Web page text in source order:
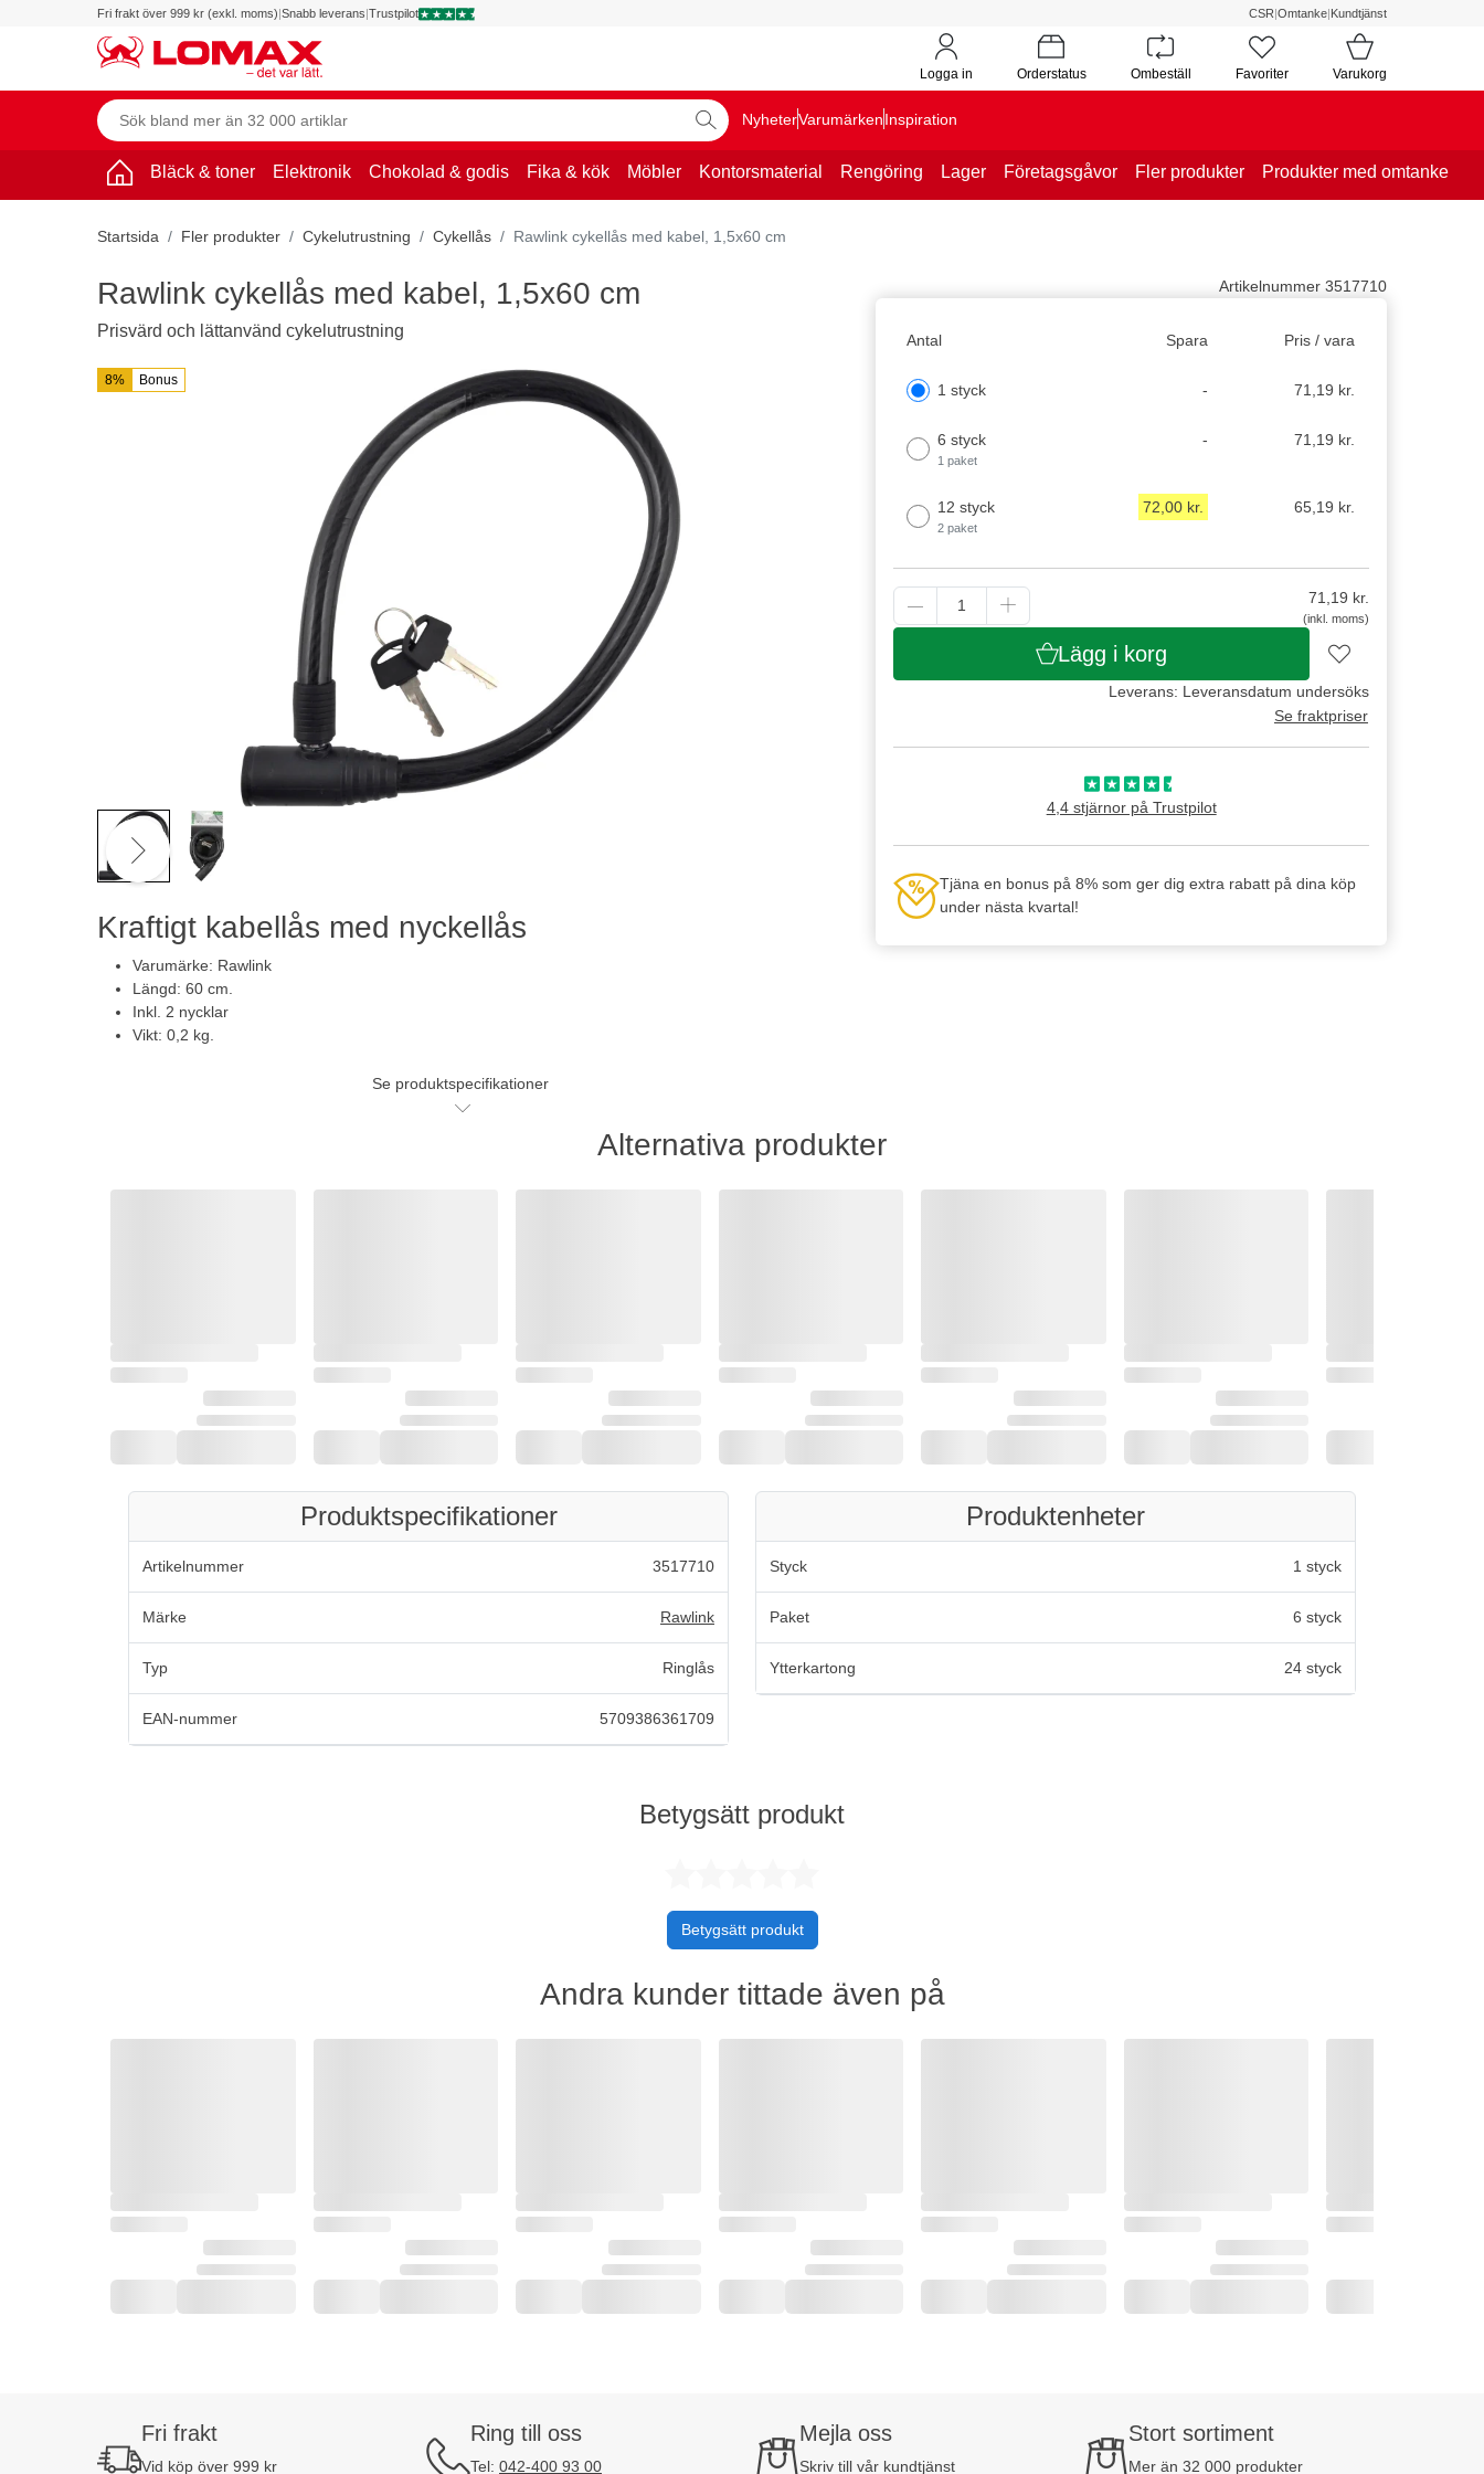
Fri frakt över 999 kr (exkl. moms)|Snabb leverans|Trustpilot CSR|Omtanke|Kundtjänst
Logga in Orderstatus Ombeställ Favoriter Varukorg
NyheterVarumärkenInspiration
Bläck & toner Elektronik Chokolad & godis Fika & kök Möbler Kontorsmaterial Rengöring Lager Företagsgåvor Fler produkter Produkter med omtanke
Startsida Fler produkter Cykelutrustning Cykellås Rawlink cykellås med kabel, 1,5x60 cm
8% Bonus
Kraftigt kabellås med nyckellås
Varumärke: Rawlink
Längd: 60 cm.
Inkl. 2 nycklar
Vikt: 0,2 kg.
Se produktspecifikationer
Artikelnummer 3517710
Antal Spara Pris / vara
1 styck - 71,19 kr.
6 styck
1 paket
- 71,19 kr.
12 styck
2 paket
72,00 kr. 65,19 kr.
71,19 kr.
(inkl. moms)
Lägg i korg
Leverans: Leveransdatum undersöks
Se fraktpriser
4,4 stjärnor på Trustpilot
Tjäna en bonus på 8% som ger dig extra rabatt på dina köp
under nästa kvartal!
Rawlink cykellås med kabel, 1,5x60 cm
Prisvärd och lättanvänd cykelutrustning
Alternativa produkter
Produktspecifikationer
Artikelnummer 3517710
Märke Rawlink
Typ Ringlås
EAN-nummer 5709386361709
Produktenheter
Styck 1 styck
Paket 6 styck
Ytterkartong 24 styck
Betygsätt produkt
Betygsätt produkt
Andra kunder tittade även på
Fri frakt
Vid köp över 999 kr
Ring till oss
Tel: 042-400 93 00
Mejla oss
Skriv till vår kundtjänst
Stort sortiment
Mer än 32 000 produkter